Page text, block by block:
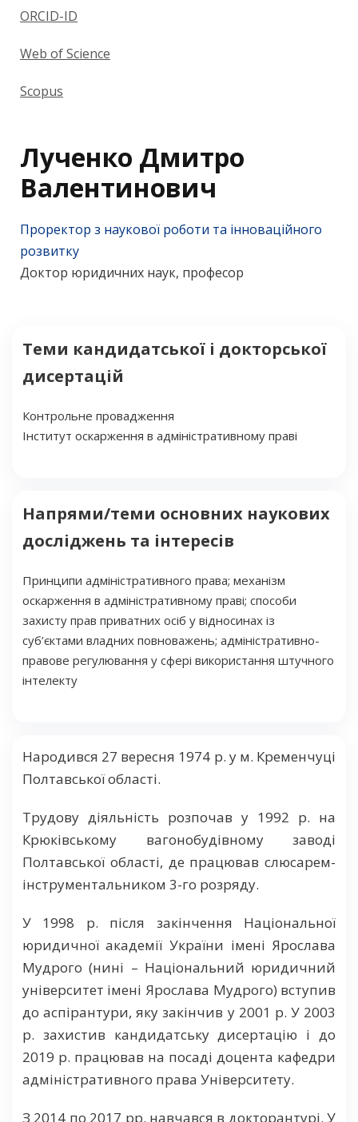
ORCID-ID
Web of Science
Scopus
Лученко Дмитро
Валентинович
Проректор з наукової роботи та інноваційного
розвитку
Доктор юридичних наук, професор
Теми кандидатської і докторської
дисертацій
Контрольне провадження
Інститут оскарження в адміністративному праві
Напрями/теми основних наукових
досліджень та інтересів
Принципи адміністративного права; механізм
оскарження в адміністративному праві; способи
захисту прав приватних осіб у відносинах із
суб’єктами владних повноважень; адміністративно-
правове регулювання у сфері використання штучного
інтелекту
Народився 27 вересня 1974 р. у м. Кременчуці
Полтавської області.
Трудову діяльність розпочав у 1992 р. на
Крюківському вагонобудівному заводі
Полтавської області, де працював слюсарем-
інструментальником 3-го розряду.
У 1998 р. після закінчення Національної
юридичної академії України імені Ярослава
Мудрого (нині – Національний юридичний
університет імені Ярослава Мудрого) вступив
до аспірантури, яку закінчив у 2001 р. У 2003
р. захистив кандидатську дисертацію і до
2019 р. працював на посаді доцента кафедри
адміністративного права Університету.
З 2014 по 2017 рр. навчався в докторантурі. У